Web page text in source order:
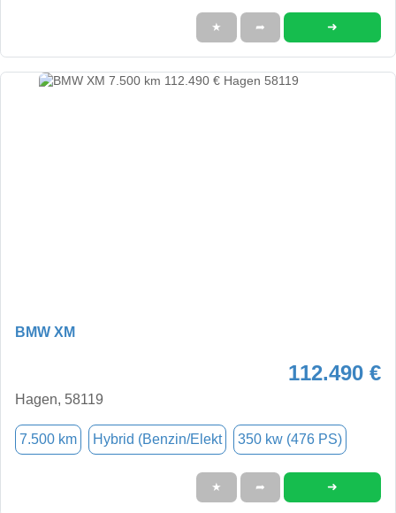
★ ➦ ➜
BMW XM
112.490 €
Hagen, 58119
7.500 km Hybrid (Benzin/Elekt 350 kw (476 PS)
★ ➦ ➜